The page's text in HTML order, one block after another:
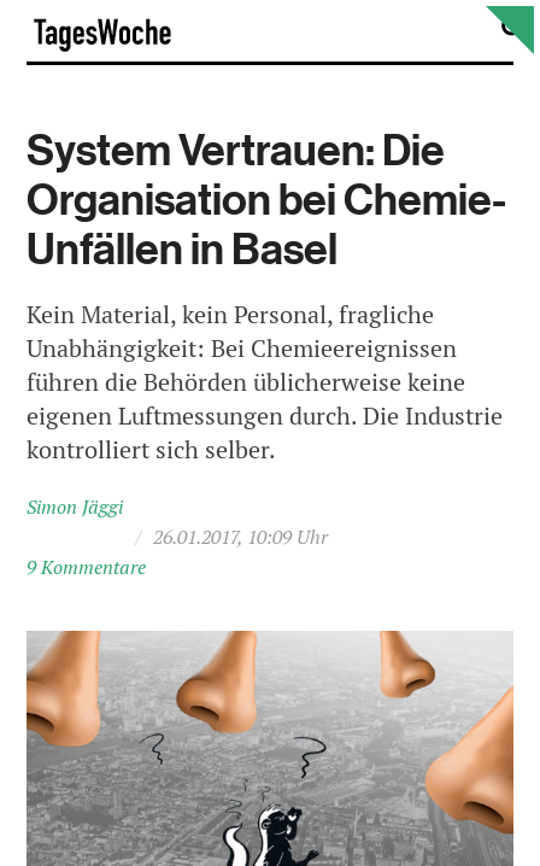
Skip
content
System Vertrauen: Die
Organisation bei Chemie-
Unfällen in Basel
Kein Material, kein Personal, fragliche
Unabhängigkeit: Bei Chemieereignissen
führen die Behörden üblicherweise keine
eigenen Luftmessungen durch. Die Industrie
kontrolliert sich selber.
Simon Jäggi
/ 26.01.2017, 10:09 Uhr
9 Kommentare